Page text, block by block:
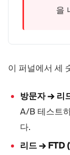
을
이 퍼널에서 세
방문자 → 리
A/B 테스트
다.
리드 → FTD